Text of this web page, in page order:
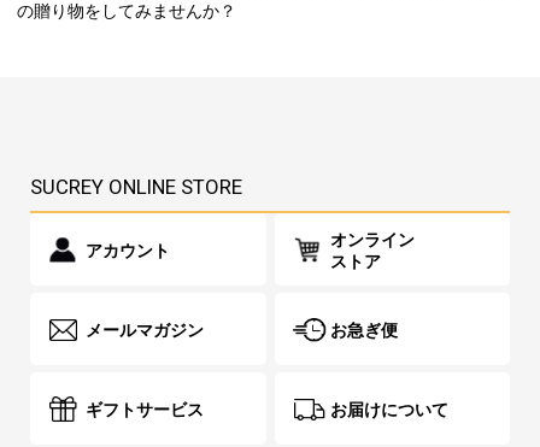
の贈り物をしてみませんか？
SUCREY ONLINE STORE
アカウント
オンライン
ストア
メールマガジン お急ぎ便
ギフトサービス お届けについて